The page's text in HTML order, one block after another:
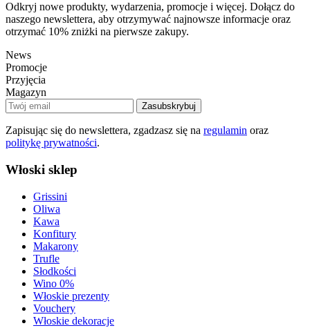
Odkryj nowe produkty, wydarzenia, promocje i więcej. Dołącz do
naszego newslettera, aby otrzymywać najnowsze informacje oraz
otrzymać 10% zniżki na pierwsze zakupy.
News
Promocje
Przyjęcia
Magazyn
Zasubskrybuj
Zapisując się do newslettera, zgadzasz się na regulamin oraz
politykę prywatności.
Włoski sklep
Grissini
Oliwa
Kawa
Konfitury
Makarony
Trufle
Słodkości
Wino 0%
Włoskie prezenty
Vouchery
Włoskie dekoracje